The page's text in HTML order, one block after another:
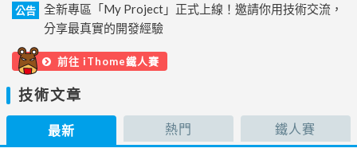
公告
全新專區「My Project」正式上線！邀請你用技術交流，
分享最真實的開發經驗
前往 iThome鐵人賽
技術文章
最新 熱門 鐵人賽